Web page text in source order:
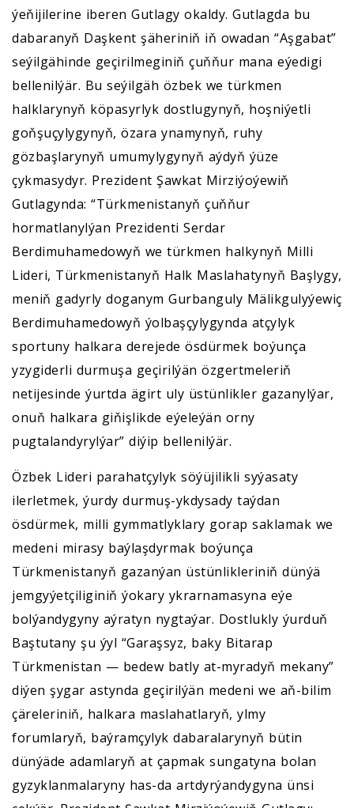
ýeňijilerine iberen Gutlagy okaldy. Gutlagda bu
dabaranyň Daşkent şäheriniň iň owadan “Aşgabat”
seýilgähinde geçirilmeginiň çuňňur mana eýedigi
bellenilýär. Bu seýilgäh özbek we türkmen
halklarynyň köpasyrlyk dostlugynyň, hoşniýetli
goňşuçylygynyň, özara ynamynyň, ruhy
gözbaşlarynyň umumylygynyň aýdyň ýüze
çykmasydyr. Prezident Şawkat Mirziýoýewiň
Gutlagynda: “Türkmenistanyň çuňňur
hormatlanylýan Prezidenti Serdar
Berdimuhamedowyň we türkmen halkynyň Milli
Lideri, Türkmenistanyň Halk Maslahatynyň Başlygy,
meniň gadyrly doganym Gurbanguly Mälikgulyýewiç
Berdimuhamedowyň ýolbaşçylygynda atçylyk
sportuny halkara derejede ösdürmek boýunça
yzygiderli durmuşa geçirilýän özgertmeleriň
netijesinde ýurtda ägirt uly üstünlikler gazanylýar,
onuň halkara giňişlikde eýeleýän orny
pugtalandyrylýar” diýip bellenilýär.
Özbek Lideri parahatçylyk söýüjilikli syýasaty
ilerletmek, ýurdy durmuş-ykdysady taýdan
ösdürmek, milli gymmatlyklary gorap saklamak we
medeni mirasy baýlaşdyrmak boýunça
Türkmenistanyň gazanýan üstünlikleriniň dünýä
jemgyýetçiliginiň ýokary ykrarnamasyna eýe
bolýandygyny aýratyn nygtaýar. Dostlukly ýurduň
Baştutany şu ýyl “Garaşsyz, baky Bitarap
Türkmenistan — bedew batly at-myradyň mekany”
diýen şygar astynda geçirilýän medeni we aň-bilim
çäreleriniň, halkara maslahatlaryň, ylmy
forumlaryň, baýramçylyk dabaralarynyň bütin
dünýäde adamlaryň at çapmak sungatyna bolan
gyzyklanmalaryny has-da artdyrýandygyna ünsi